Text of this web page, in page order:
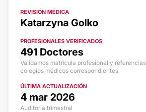
REVISIÓN MÉDICA
Katarzyna Golko
PROFESIONALES VERIFICADOS
491 Doctores
Validamos matrícula profesional y
colegios médicos correspondientes.
ÚLTIMA ACTUALIZACIÓN
4 mar 2026
Auditoría trimestral